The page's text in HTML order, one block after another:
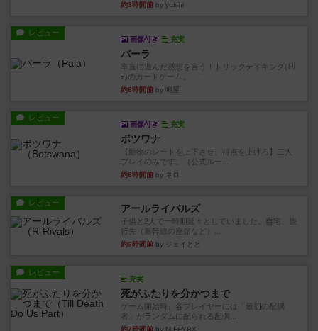
約3時間前 by yuishi
レビュー
画像付き 充実
パーラ
率直に遊んだ感想を言う！トリックテイキング(ﾄﾘ
ﾃ)のカードゲーム。 ...
約6時間前 by 鳴屋
レビュー
画像付き 充実
ボツワナ
【動物のレートを上下させ、得点を上げろ】二人
プレイのみです。（公式ルー...
約6時間前 by ネロ
レビュー アールライバルズ
子供と2人で一時期延々としていました。自宅、旅
行先（新幹線の座席など）...
約6時間前 by ジェイとと
レビュー
充実
死がふたりを分かつまで
ゲーム開始時、各プレイヤーには「最初の配偶
者」がランダムに配られる配偶...
約7時間前 by MIFFYBX